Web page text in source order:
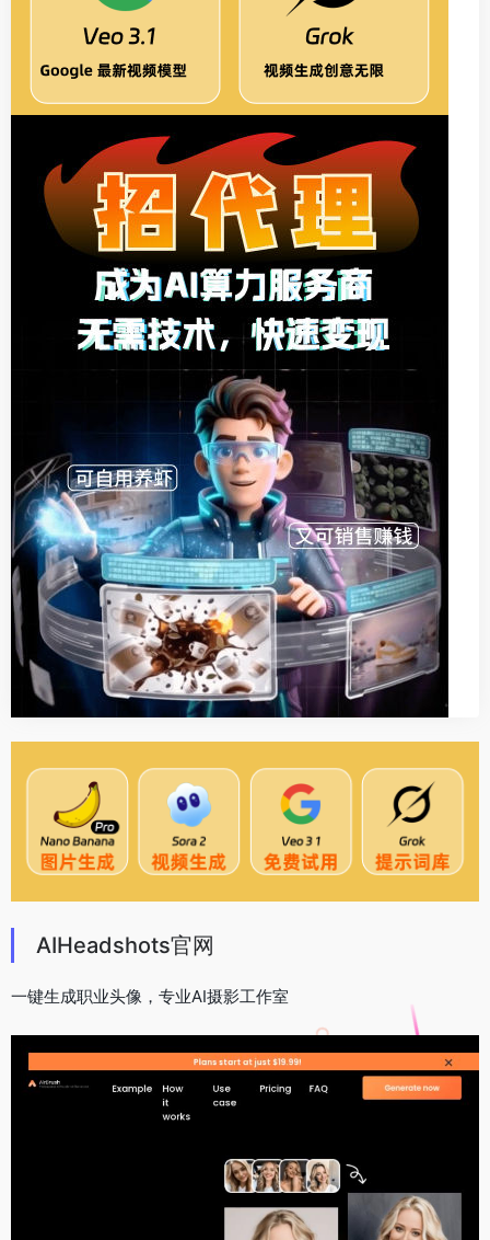
AIHeadshots官网
一键生成职业头像，专业AI摄影工作室